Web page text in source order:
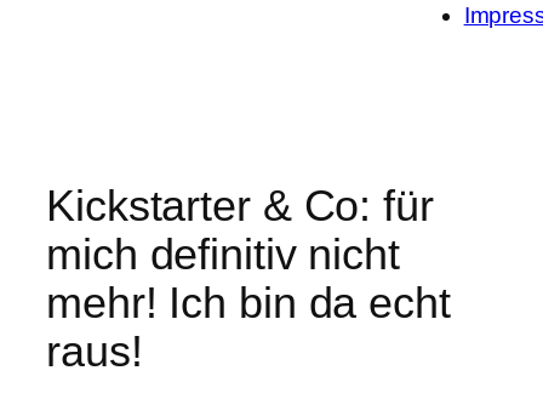
Kickstarter & Co: für
mich definitiv nicht
mehr! Ich bin da echt
raus!